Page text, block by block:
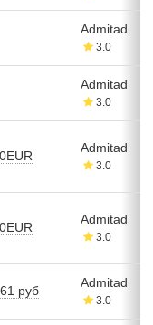
Admitad
3.0
Admitad
3.0
Admitad
3.0
Admitad
3.0
руб
Admitad
3.0